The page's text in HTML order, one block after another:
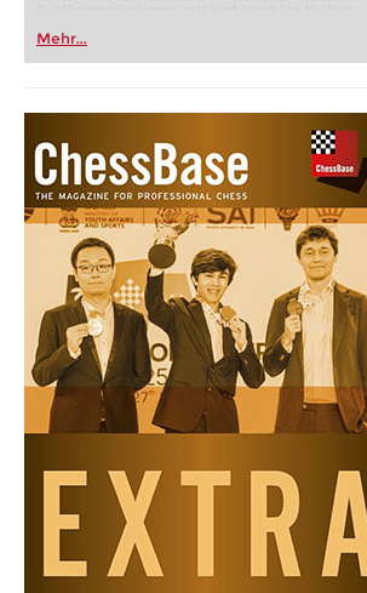
Holländisch. Auf den ersten Blick scheinen diese
beiden Systeme wenig miteinander zu tun zu
psychologischen Faktoren, wenn vertraute
Eröffnungen mit vertauschten Farben gespielt
werden. Aus seiner langjährigen Turnierpraxis
heraus erklärt Sokolov, warum diese Stellungen
deutlich subtiler sind, als sie zunächst wirken,
und weshalb klassische Engine-Bewertungen
ihre wahre Komplexität oft nicht erfassen.
Kostenloses Beispielvideo:Introduction
Kostenloses Beispielvideo:Larsen’s b4 Plan vs
Reversed Stonewall Setups: Larsen - Spassky
Mehr...